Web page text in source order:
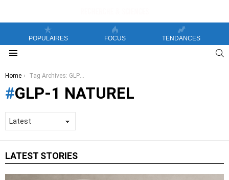
POPULAIRES FOCUS TENDANCES
You are here:
Home Tag Archives: GLP-1 naturel
GLP-1 NATUREL
LATEST STORIES